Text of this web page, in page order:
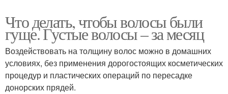
Что делать, чтобы волосы были
гуще. Густые волосы – за месяц
Воздействовать на толщину волос можно в домашних
условиях, без применения дорогостоящих косметических
процедур и пластических операций по пересадке
донорских прядей.